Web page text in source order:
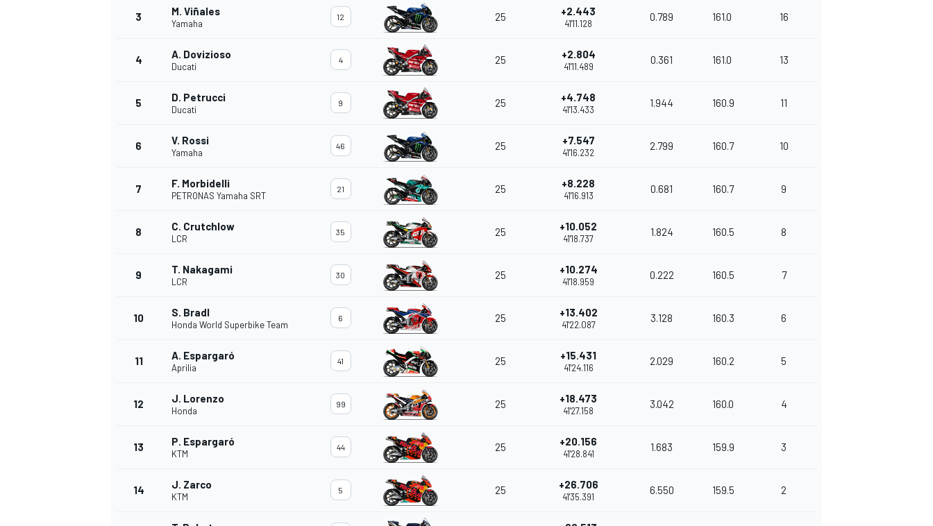
FÓRMULA E
3 M. Viñales
Yamaha
12 25 +2.443
41'11.128
0.789 161.0 16
4 A. Dovizioso
Ducati
4 25 +2.804
41'11.489
0.361 161.0 13
5 D. Petrucci
Ducati
9 25 +4.748
41'13.433
1.944 160.9 11
6 V. Rossi
Yamaha
46 25 +7.547
41'16.232
2.799 160.7 10
7 F. Morbidelli
PETRONAS Yamaha SRT
21 25 +8.228
41'16.913
0.681 160.7 9
8 C. Crutchlow
LCR
35 25 +10.052
41'18.737
1.824 160.5 8
9 T. Nakagami
LCR
30 25 +10.274
41'18.959
0.222 160.5 7
10 S. Bradl
Honda World Superbike Team
6 25 +13.402
41'22.087
3.128 160.3 6
11 A. Espargaró
Aprilia
41 25 +15.431
41'24.116
2.029 160.2 5
12 J. Lorenzo
Honda
99 25 +18.473
41'27.158
3.042 160.0 4
13 P. Espargaró
KTM
44 25 +20.156
41'28.841
1.683 159.9 3
14 J. Zarco
KTM
5 25 +26.706
41'35.391
6.550 159.5 2